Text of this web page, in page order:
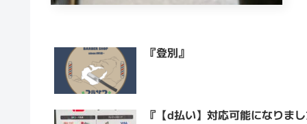
『登別』
『【d払い】対応可能になりまし